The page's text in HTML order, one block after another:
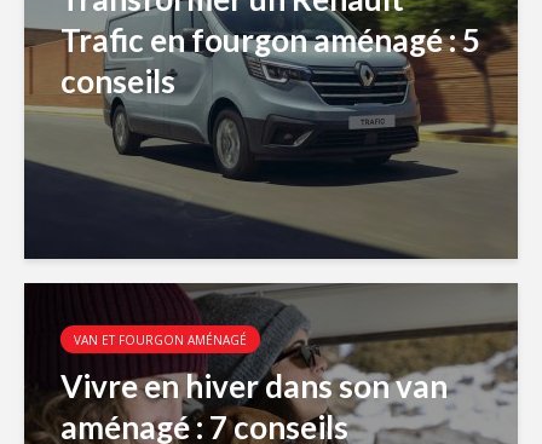
Trafic en fourgon aménagé : 5
conseils
VAN ET FOURGON AMÉNAGÉ
Vivre en hiver dans son van
aménagé : 7 conseils